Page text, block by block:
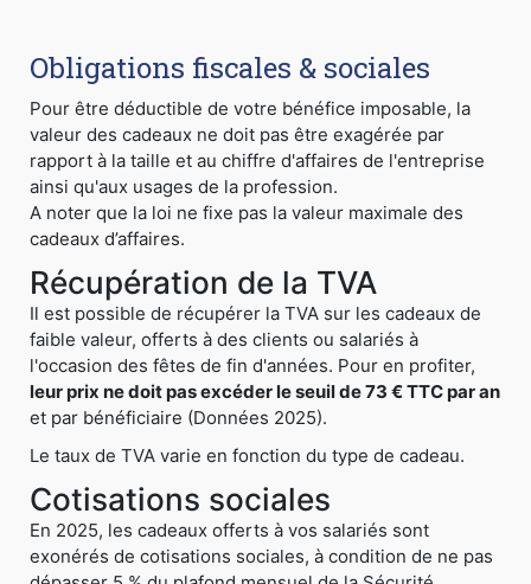
Obligations fiscales & sociales
Pour être déductible de votre bénéfice imposable, la
valeur des cadeaux ne doit pas être exagérée par
rapport à la taille et au chiffre d'affaires de l'entreprise
ainsi qu'aux usages de la profession.
A noter que la loi ne fixe pas la valeur maximale des
cadeaux d’affaires.
Récupération de la TVA
Il est possible de récupérer la TVA sur les cadeaux de
faible valeur, offerts à des clients ou salariés à
l'occasion des fêtes de fin d'années. Pour en profiter,
leur prix ne doit pas excéder le seuil de 73 € TTC par an
et par bénéficiaire (Données 2025).
Le taux de TVA varie en fonction du type de cadeau.
Cotisations sociales
En 2025, les cadeaux offerts à vos salariés sont
exonérés de cotisations sociales, à condition de ne pas